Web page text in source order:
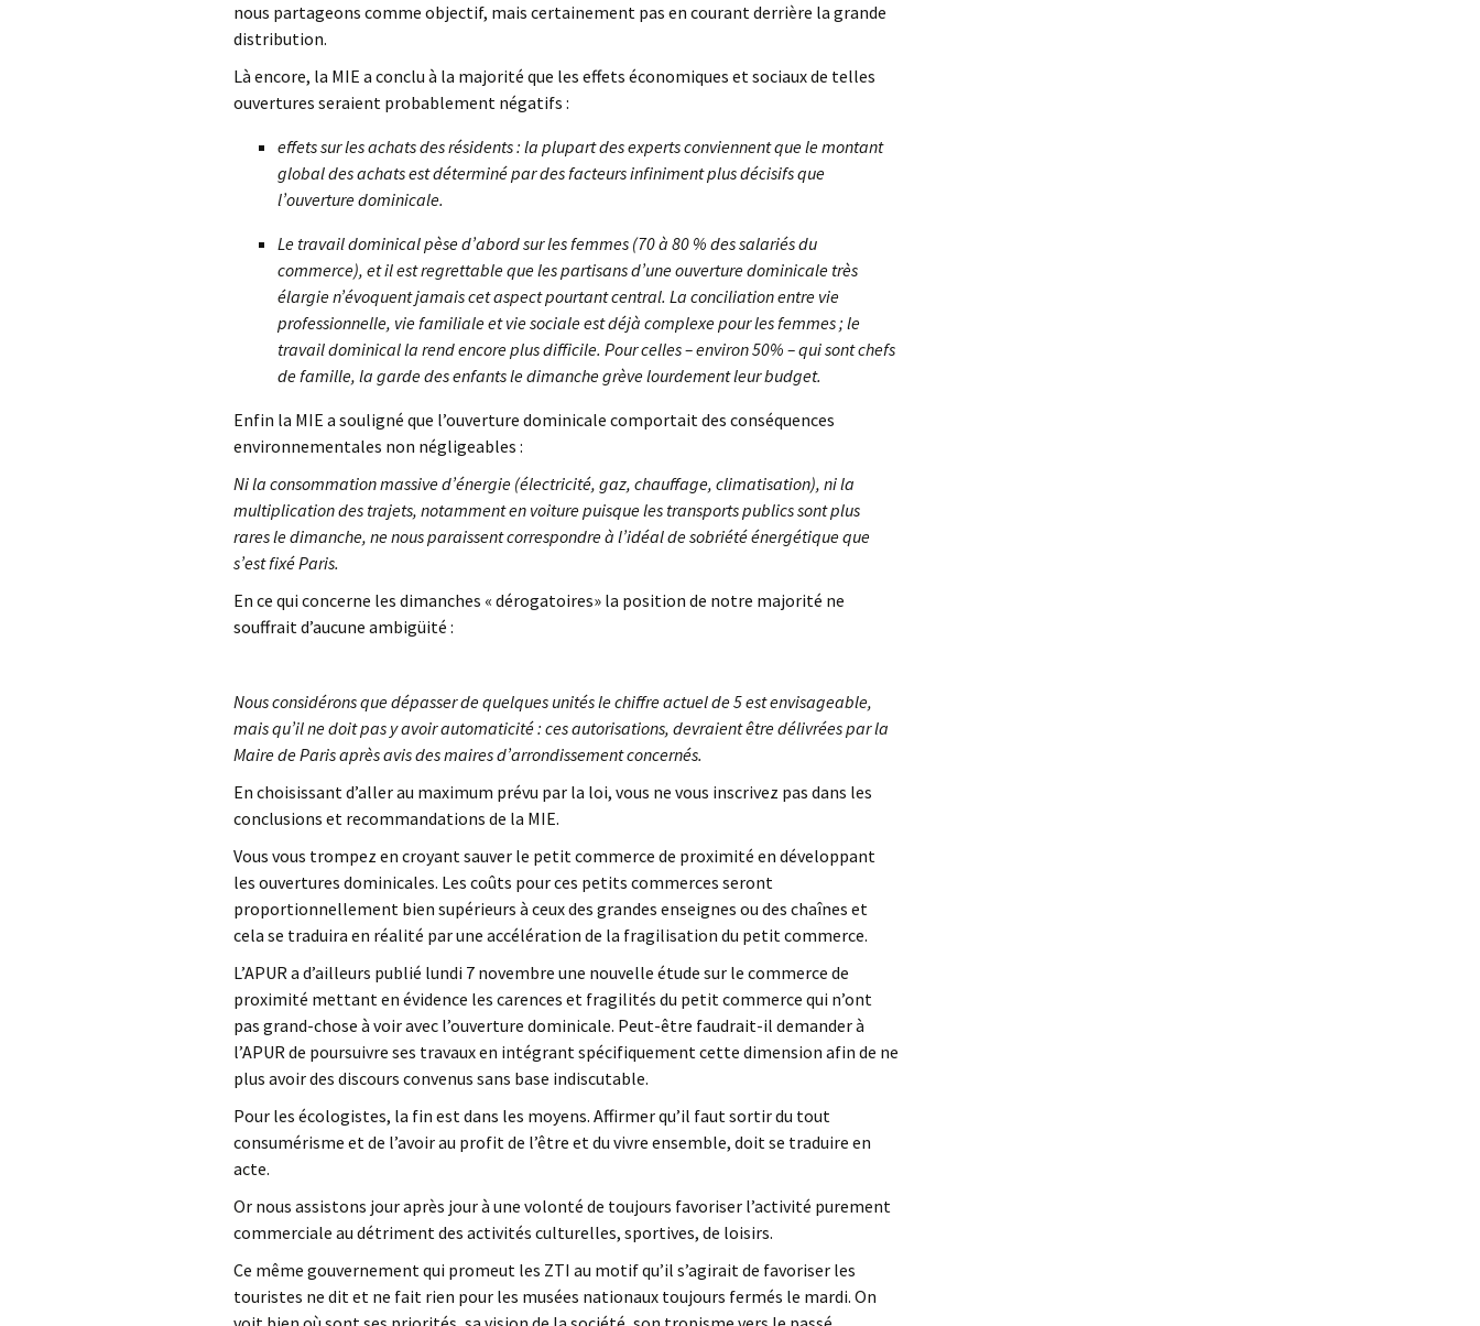
nous partageons comme objectif, mais certainement pas en courant derrière la grande
distribution.
Là encore, la MIE a conclu à la majorité que les effets économiques et sociaux de telles
ouvertures seraient probablement négatifs :
effets sur les achats des résidents : la plupart des experts conviennent que le montant
global des achats est déterminé par des facteurs infiniment plus décisifs que
l’ouverture dominicale.
Le travail dominical pèse d’abord sur les femmes (70 à 80 % des salariés du
commerce), et il est regrettable que les partisans d’une ouverture dominicale très
élargie n’évoquent jamais cet aspect pourtant central. La conciliation entre vie
professionnelle, vie familiale et vie sociale est déjà complexe pour les femmes ; le
travail dominical la rend encore plus difficile. Pour celles – environ 50% – qui sont chefs
de famille, la garde des enfants le dimanche grève lourdement leur budget.
Enfin la MIE a souligné que l’ouverture dominicale comportait des conséquences
environnementales non négligeables :
Ni la consommation massive d’énergie (électricité, gaz, chauffage, climatisation), ni la
multiplication des trajets, notamment en voiture puisque les transports publics sont plus
rares le dimanche, ne nous paraissent correspondre à l’idéal de sobriété énergétique que
s’est fixé Paris.
En ce qui concerne les dimanches « dérogatoires» la position de notre majorité ne
souffrait d’aucune ambigüité :
Nous considérons que dépasser de quelques unités le chiffre actuel de 5 est envisageable,
mais qu’il ne doit pas y avoir automaticité : ces autorisations, devraient être délivrées par la
Maire de Paris après avis des maires d’arrondissement concernés.
En choisissant d’aller au maximum prévu par la loi, vous ne vous inscrivez pas dans les
conclusions et recommandations de la MIE.
Vous vous trompez en croyant sauver le petit commerce de proximité en développant
les ouvertures dominicales. Les coûts pour ces petits commerces seront
proportionnellement bien supérieurs à ceux des grandes enseignes ou des chaînes et
cela se traduira en réalité par une accélération de la fragilisation du petit commerce.
L’APUR a d’ailleurs publié lundi 7 novembre une nouvelle étude sur le commerce de
proximité mettant en évidence les carences et fragilités du petit commerce qui n’ont
pas grand-chose à voir avec l’ouverture dominicale. Peut-être faudrait-il demander à
l’APUR de poursuivre ses travaux en intégrant spécifiquement cette dimension afin de ne
plus avoir des discours convenus sans base indiscutable.
Pour les écologistes, la fin est dans les moyens. Affirmer qu’il faut sortir du tout
consumérisme et de l’avoir au profit de l’être et du vivre ensemble, doit se traduire en
acte.
Or nous assistons jour après jour à une volonté de toujours favoriser l’activité purement
commerciale au détriment des activités culturelles, sportives, de loisirs.
Ce même gouvernement qui promeut les ZTI au motif qu’il s’agirait de favoriser les
touristes ne dit et ne fait rien pour les musées nationaux toujours fermés le mardi. On